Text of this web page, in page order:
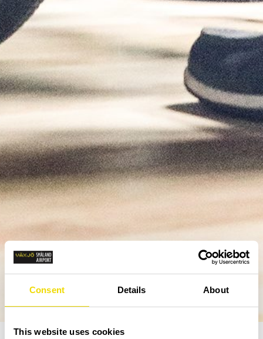
Consent Details About
This website uses cookies